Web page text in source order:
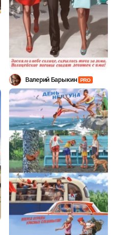
Валерий Барыкин PRO